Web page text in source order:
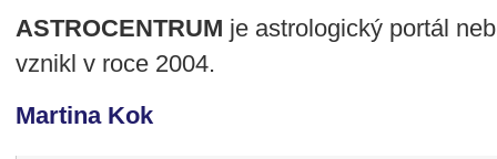
ASTROCENTRUM je astrologický portál
vznikl v roce 2004.
Martina Kok